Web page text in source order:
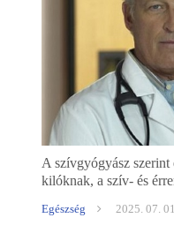
A szívgyógyász szerint
kilóknak, a szív- és
Egészség 2025. 07. 01.